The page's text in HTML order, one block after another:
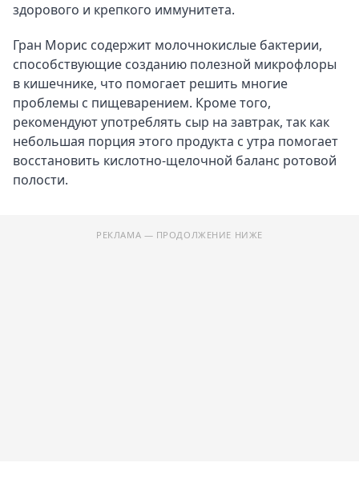
здорового и крепкого иммунитета.
Гран Морис содержит молочнокислые бактерии,
способствующие созданию полезной микрофлоры
в кишечнике, что помогает решить многие
проблемы с пищеварением. Кроме того,
рекомендуют употреблять сыр на завтрак, так как
небольшая порция этого продукта с утра помогает
восстановить кислотно-щелочной баланс ротовой
полости.
РЕКЛАМА — ПРОДОЛЖЕНИЕ НИЖЕ